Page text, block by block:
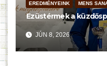
EREDMÉNYEINK MENS
Ezüstérmek a
JÚN 8, 2026